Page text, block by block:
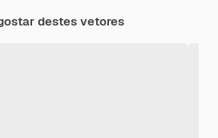
destes vetores